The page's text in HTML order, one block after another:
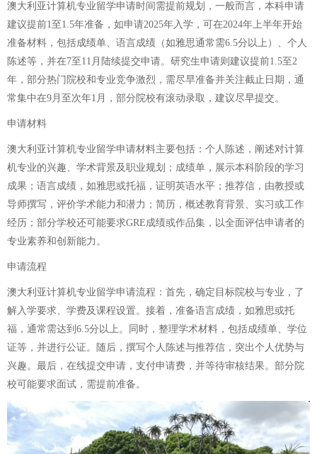
澳大利亚计算机专业留学申请时间需提前规划，一般而言，本科申请
建议提前1至1.5年准备，如申请2025年入学，可在2024年上半年开始
准备材料，包括成绩单、语言成绩（如雅思通常需6.5分以上）、个人
陈述等，并在7至11月陆续提交申请。研究生申请则建议提前1.5至2
年，部分热门院校和专业竞争激烈，需尽早准备并关注截止日期，通
常集中在9月至次年1月，部分院校有滚动录取，建议尽早提交。
申请材料
澳大利亚计算机专业留学申请材料主要包括：个人陈述，阐述对计算
机专业的兴趣、学术背景及职业规划；成绩单，展示本科阶段的学习
成果；语言成绩，如雅思或托福，证明英语水平；推荐信，由教授或
导师撰写，评价学术能力和潜力；简历，概述教育背景、实习或工作
经历；部分学校还可能要求GRE成绩或作品集，以全面评估申请者的
专业素养和创新能力。
申请流程
澳大利亚计算机专业留学申请流程：首先，确定目标院校与专业，了
解入学要求、学费及课程设置。接着，准备语言成绩，如雅思或托
福，通常需达到6.5分以上。同时，整理学术材料，包括成绩单、学位
证等，并进行公证。随后，撰写个人陈述与推荐信，突出个人优势与
兴趣。最后，在线提交申请，支付申请费，并等待审核结果。部分院
校可能要求面试，需提前准备。